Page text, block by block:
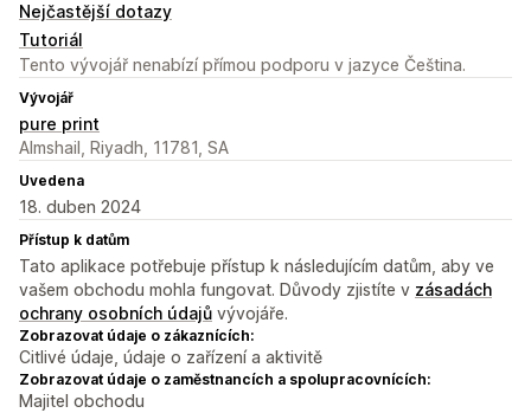
Nejčastější dotazy
Tutoriál
Tento vývojář nenabízí přímou podporu v jazyce Čeština.
Vývojář
pure print
Almshail, Riyadh, 11781, SA
Uvedena
18. duben 2024
Přístup k datům
Tato aplikace potřebuje přístup k následujícím datům, aby ve
vašem obchodu mohla fungovat. Důvody zjistíte v zásadách
ochrany osobních údajů vývojáře.
Zobrazovat údaje o zákaznících:
Citlivé údaje, údaje o zařízení a aktivitě
Zobrazovat údaje o zaměstnancích a spolupracovnících:
Majitel obchodu